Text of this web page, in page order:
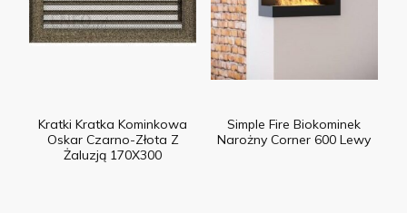
Kratki Kratka Kominkowa
Oskar Czarno-Złota Z
Żaluzją 170X300
Simple Fire Biokominek
Narożny Corner 600 Lewy